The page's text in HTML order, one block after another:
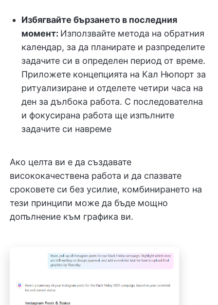
Избягвайте бързането в последния
момент: Използвайте метода на обратния
календар, за да планирате и разпределите
задачите си в определен период от време.
Приложете концепцията на Кал Нюпорт за
ритуализиране и отделете четири часа на
ден за дълбока работа. С последователна
и фокусирана работа ще изпълните
задачите си навреме
Ако целта ви е да създавате
висококачествена работа и да спазвате
сроковете си без усилие, комбинирането на
тези принципи може да бъде мощно
допълнение към графика ви.